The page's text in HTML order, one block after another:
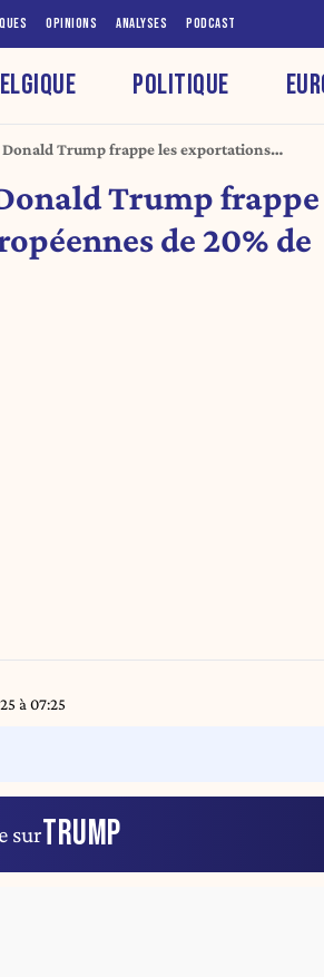
OPINIONS ANALYSES PODCAST
POLITIQUE
Trump frappe les exportations
Trump frappe
de 20% de
à 07:25
surTRUMP